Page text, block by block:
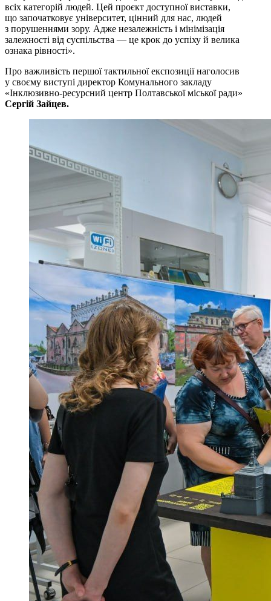
всіх категорій людей. Цей проєкт доступної виставки,
що започатковує університет, цінний для нас, людей
з порушеннями зору. Адже незалежність і мінімізація
залежності від суспільства — це крок до успіху й велика
ознака рівності».
Про важливість першої тактильної експозиції наголосив
у своєму виступі директор Комунального закладу
«Інклюзивно-ресурсний центр Полтавської міської ради»
Сергій Зайцев.